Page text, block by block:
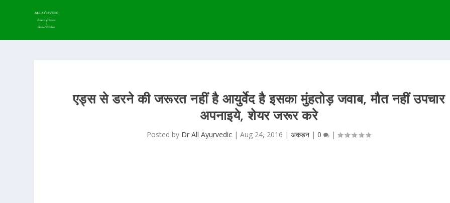
एड्स से डरने की जरूरत नहीं है आयुर्वेद है इसका मुंहतोड़ जवाब, मौत नहीं उपचार
अपनाइये, शेयर जरूर करे
Posted by Dr All Ayurvedic| Aug 24, 2016 | अकड़न| 0 |